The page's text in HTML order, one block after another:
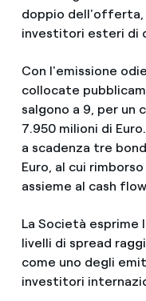
doppio dell'offerta,
investitori esteri di
Con l'emissione
collocate
salgono a 9, per un
7.950 milioni di
a scadenza tre
Euro, al cui
assieme al cash
La Società esprime
livelli di spread
come uno degli
investitori